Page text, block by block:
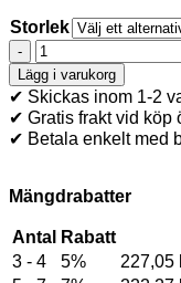
Storlek
3,3
mm
12C27
Rostfritt
Stål:
5
bred
mängd
Lägg i varukorg
✔ Skickas inom 1-2
✔ Gratis frakt vid köp
✔ Betala enkelt med
Mängdrabatter
Antal Rabatt
3 - 4
5% 227,05